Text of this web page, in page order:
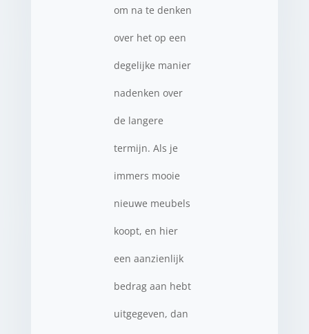
om na te denken
over het op een
degelijke manier
nadenken over
de langere
termijn. Als je
immers mooie
nieuwe meubels
koopt, en hier
een aanzienlijk
bedrag aan hebt
uitgegeven, dan